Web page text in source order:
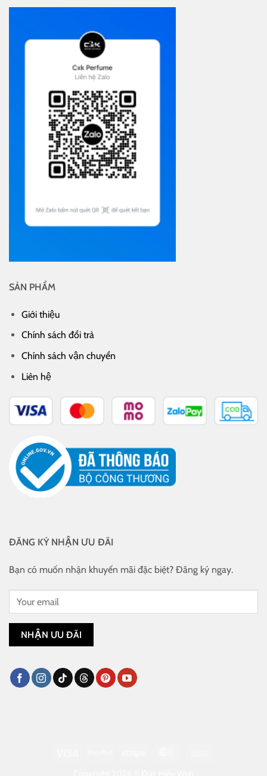
SẢN PHẨM
Giới thiệu
Chính sách đổi trả
Chính sách vận chuyển
Liên hệ
ĐĂNG KÝ NHẬN ƯU ĐÃI
Bạn có muốn nhận khuyến mãi đặc biệt? Đăng ký ngay.